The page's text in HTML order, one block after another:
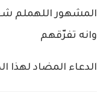
المشهور اللهملم
وانه تفرّقهم
الدعاء المضاد لهذا